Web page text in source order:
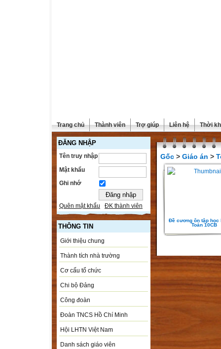
Trang chủ Thành viên Trợ giúp Liên hệ Thời
ĐĂNG NHẬP
Tên truy nhập
Mật khẩu
Ghi nhớ
Quên mật khẩu ĐK thành viên
THÔNG TIN
Giới thiệu chung
Thành tích nhà trường
Cơ cấu tổ chức
Chi bộ Đảng
Công đoàn
Đoàn TNCS Hồ Chí Minh
Hội LHTN Việt Nam
Danh sách giáo viên
Gốc > Giáo án >
Đề cương ôn tập học
Toán 10CB